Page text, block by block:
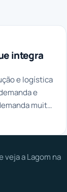
integra
e logística
e
muito
veja a Lagom na